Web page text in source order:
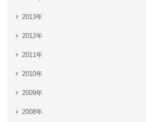
2013年
2012年
2011年
2010年
2009年
2008年